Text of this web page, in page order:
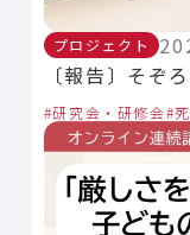
プロジェクト
〔報告〕そぞ
研究会・研修会